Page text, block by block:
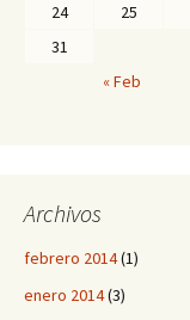
24
25
31
« Feb
Archivos
febrero 2014(1)
enero 2014(3)